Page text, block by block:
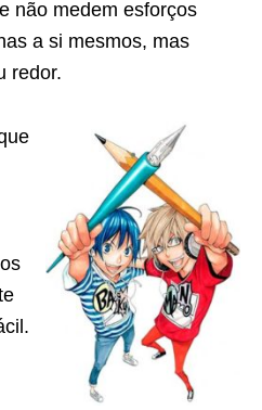
não medem esforços
a si mesmos, mas
redor.